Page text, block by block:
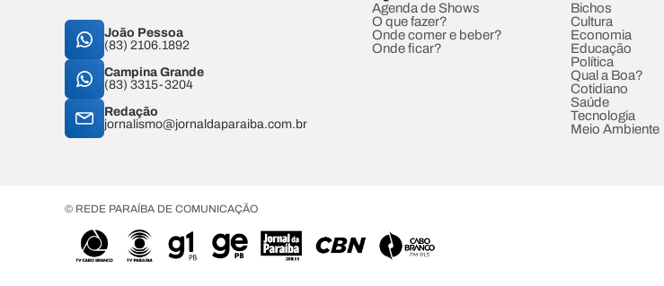
João Pessoa
(83) 2106.1892
Campina Grande
(83) 3315-3204
Redação
jornalismo@jornaldaparaiba.com.br
Agenda de Shows
O que fazer?
Onde comer e beber?
Onde ficar?
Bichos
Cultura
Economia
Educação
Política
Qual a Boa?
Cotidiano
Saúde
Tecnologia
Meio Ambiente
© REDE PARAÍBA DE COMUNICAÇÃO